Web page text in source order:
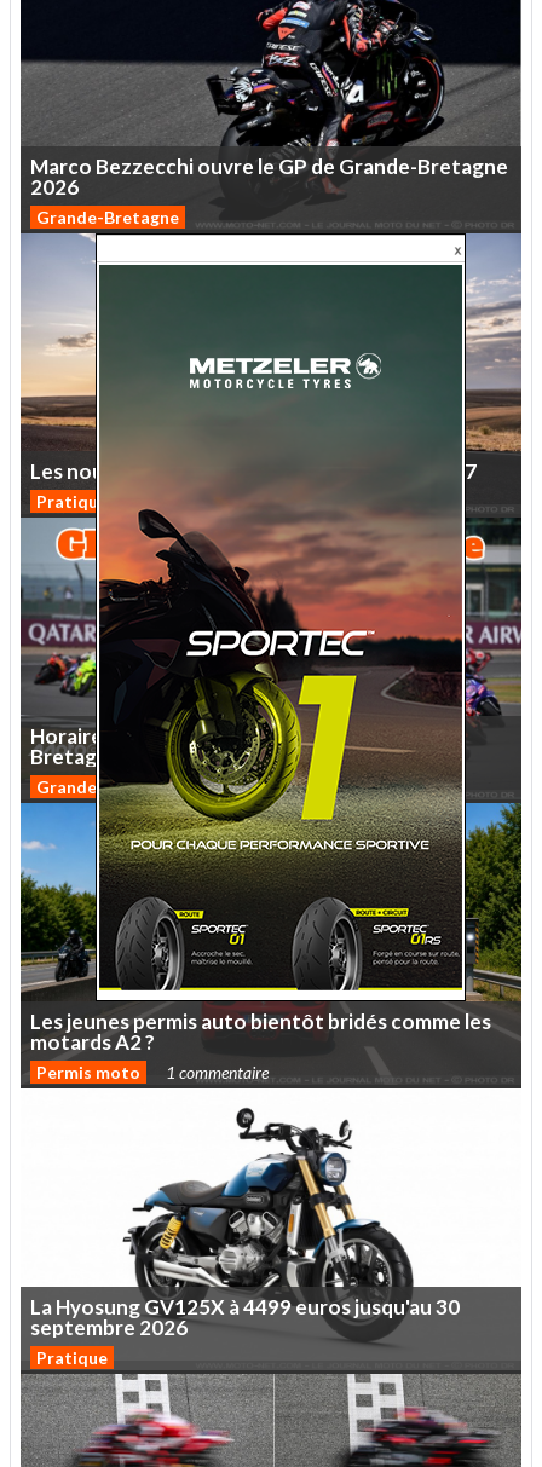
Marco Bezzecchiouvre leGPde Grande-Bretagne
2026
Grande-Bretagne
Lesnouveaux 2027
Pratique
Horaires et enjeuxduMotoGP de
Bretagne
2026
Grande-Bretagne 1 commentaire
Lesjeunespermisautobientôt bridéscommeles
motardsA2?
Permis moto 1 commentaire
LaHyosungGV125X à4499eurosjusqu'au30
septembre2026
Pratique